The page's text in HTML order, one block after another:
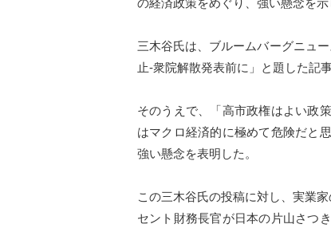
の経済政策をめぐり、強い懸念を示
三木谷氏は、ブルームバーグニュ
止-衆院解散発表前に」と題した記事
そのうえで、「高市政権はよい政
はマクロ経済的に極めて危険だと
強い懸念を表明した。
この三木谷氏の投稿に対し、実業
セント財務長官が日本の片山さつ